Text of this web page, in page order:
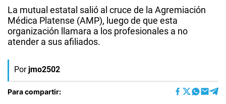
La mutual estatal salió al cruce de la Agremiación
Médica Platense (AMP), luego de que esta
organización llamara a los profesionales a no
atender a sus afiliados.
Por jmo2502
Para compartir: